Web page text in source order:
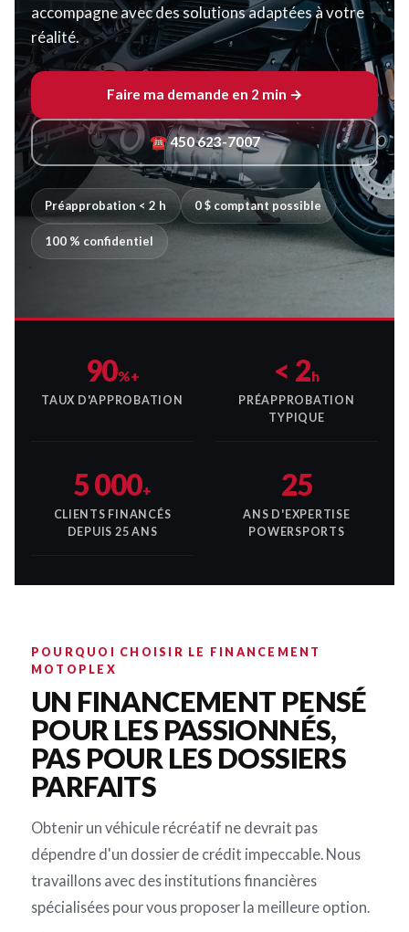
accompagne avec des solutions adaptées à votre
réalité.
Faire ma demande en 2 min →
☎ 450 623-7007
Préapprobation < 2 h 0 $ comptant possible
100 % confidentiel
90%+
TAUX D'APPROBATION
< 2h
PRÉAPPROBATION
TYPIQUE
5 000+
CLIENTS FINANCÉS
DEPUIS 25 ANS
25
ANS D'EXPERTISE
POWERSPORTS
POURQUOI CHOISIR LE FINANCEMENT
MOTOPLEX
UN FINANCEMENT PENSÉ
POUR LES PASSIONNÉS,
PAS POUR LES DOSSIERS
PARFAITS
Obtenir un véhicule récréatif ne devrait pas
dépendre d'un dossier de crédit impeccable. Nous
travaillons avec des institutions financières
spécialisées pour vous proposer la meilleure option.